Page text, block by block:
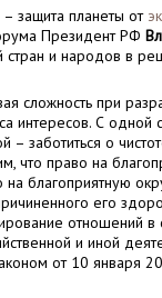
защита планеты от
Президент РФ
стран и народов в
при
интересов. С одной
– заботиться о
что право на
на благоприятную
его
отношений
и иной
от 10 января